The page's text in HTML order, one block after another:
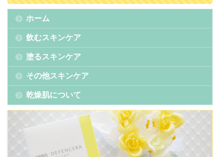
ホーム
飲むスキンケア
塗るスキンケア
その他スキンケア
乾燥肌について